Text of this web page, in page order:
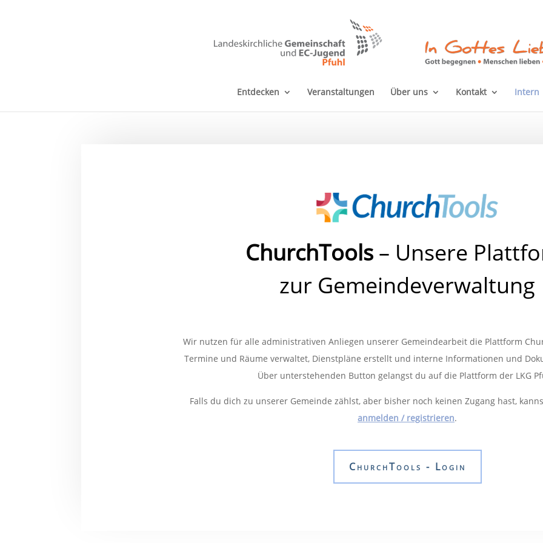
Entdecken Veranstaltungen Über uns Kontakt Intern
ChurchTools– Unsere
zur Gemeindeverwaltung
Wir nutzen für alle administrativen Anliegen unserer Gemeindearbeit die Plattform
Termine und Räume verwaltet, Dienstpläne erstellt und interne Informationen und
Über unterstehenden Button gelangst du auf die Plattform der LKG
Falls du dich zu unserer Gemeinde zählst, aber bisher noch keinen Zugang hast,
anmelden / registrieren.
ChurchTools - Login